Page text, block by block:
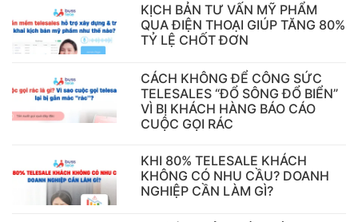
KỊCH BẢN TƯ VẤN MỸ PHẨM
QUA ĐIỆN THOẠI GIÚP TĂNG 80%
TỶ LỆ CHỐT ĐƠN
CÁCH KHÔNG ĐỂ CÔNG SỨC
TELESALES “ĐỔ SÔNG ĐỔ BIỂN”
VÌ BỊ KHÁCH HÀNG BÁO CÁO
CUỘC GỌI RÁC
KHI 80% TELESALE KHÁCH
KHÔNG CÓ NHU CẦU? DOANH
NGHIỆP CẦN LÀM GÌ?